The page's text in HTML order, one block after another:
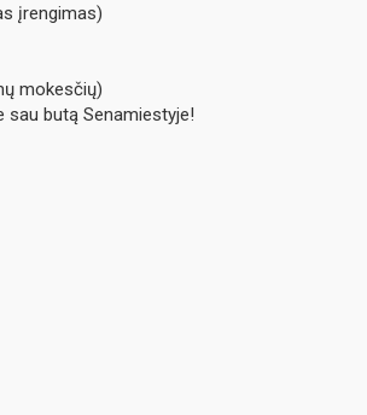
įrengimas)
mokesčių)
sau butą Senamiestyje!